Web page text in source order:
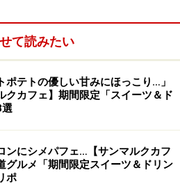
て読みたい
ポテトの優しい甘みにほっこり…」
クカフェ】期間限定「スイーツ＆ド
選
ンにシメパフェ…【サンマルクカフ
グルメ「期間限定スイーツ＆ドリン
ポ